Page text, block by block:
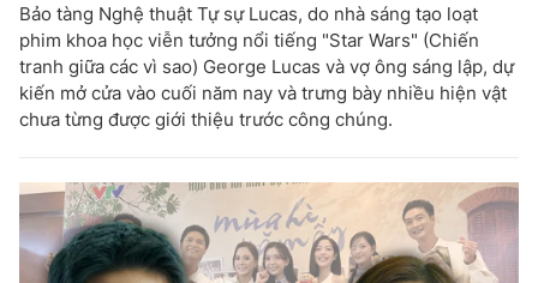
Bảo tàng Nghệ thuật Tự sự Lucas, do nhà sáng tạo loạt
phim khoa học viễn tưởng nổi tiếng "Star Wars" (Chiến
tranh giữa các vì sao) George Lucas và vợ ông sáng lập, dự
kiến mở cửa vào cuối năm nay và trưng bày nhiều hiện vật
chưa từng được giới thiệu trước công chúng.